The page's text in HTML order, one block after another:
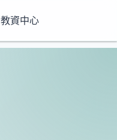
教資中心